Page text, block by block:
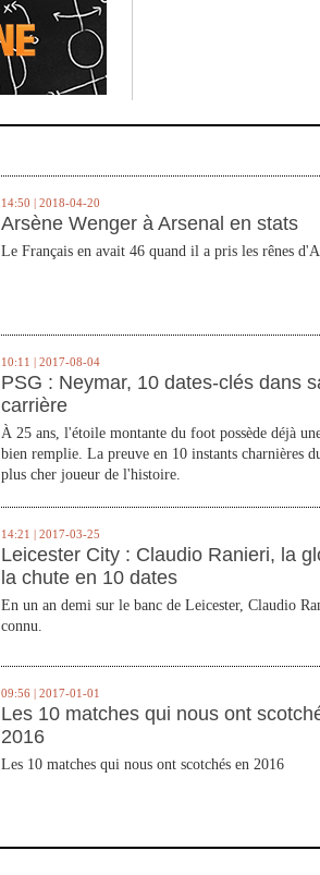
14:50 | 2018-04-20
Arsène Wenger à Arsenal en stats
Le Français en avait 46 quand il a pris les rênes
10:11 | 2017-08-04
PSG : Neymar, 10 dates-clés dans
carrière
À 25 ans, l'étoile montante du foot possède déjà
bien remplie. La preuve en 10 instants charnières
plus cher joueur de l'histoire.
14:21 | 2017-03-25
Leicester City : Claudio Ranieri, la
la chute en 10 dates
En un an demi sur le banc de Leicester, Claudio
connu.
09:56 | 2017-01-01
Les 10 matches qui nous ont
2016
Les 10 matches qui nous ont scotchés en 2016